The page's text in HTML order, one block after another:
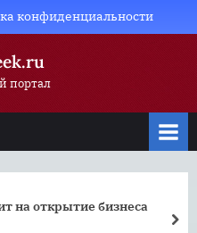
конфиденциальности
портал
на открытие бизнеса